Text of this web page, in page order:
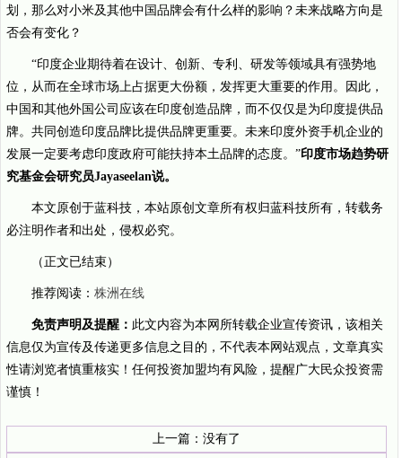
划，那么对小米及其他中国品牌会有什么样的影响？未来战略方向是
否会有变化？
“印度企业期待着在设计、创新、专利、研发等领域具有强势地
位，从而在全球市场上占据更大份额，发挥更大重要的作用。因此，
中国和其他外国公司应该在印度创造品牌，而不仅仅是为印度提供品
牌。共同创造印度品牌比提供品牌更重要。未来印度外资手机企业的
发展一定要考虑印度政府可能扶持本土品牌的态度。”印度市场趋势研
究基金会研究员Jayaseelan说。
本文原创于蓝科技，本站原创文章所有权归蓝科技所有，转载务
必注明作者和出处，侵权必究。
（正文已结束）
推荐阅读： 株洲在线
免责声明及提醒： 此文内容为本网所转载企业宣传资讯，该相关
信息仅为宣传及传递更多信息之目的，不代表本网站观点，文章真实
性请浏览者慎重核实！任何投资加盟均有风险，提醒广大民众投资需
谨慎！
上一篇：没有了